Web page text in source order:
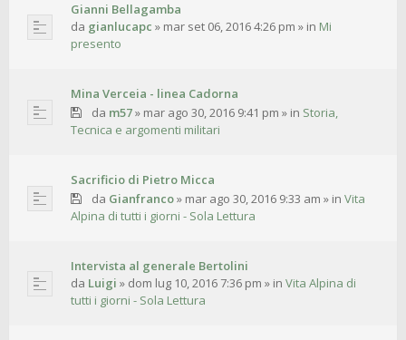
Gianni Bellagamba
da gianlucapc » mar set 06, 2016 4:26 pm » in Mi
presento
Mina Verceia - linea Cadorna
da m57» mar ago 30, 2016 9:41 pm » in Storia,
Tecnica e argomenti militari
Sacrificio di Pietro Micca
da Gianfranco» mar ago 30, 2016 9:33 am » in Vita
Alpina di tutti i giorni - Sola Lettura
Intervista al generale Bertolini
da Luigi » dom lug 10, 2016 7:36 pm » in Vita Alpina di
tutti i giorni - Sola Lettura